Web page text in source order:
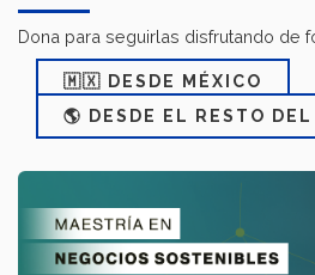
Dona para seguirlas disfrutando de
🇲🇽 DESDE MÉXICO
🌎 DESDE EL RESTO